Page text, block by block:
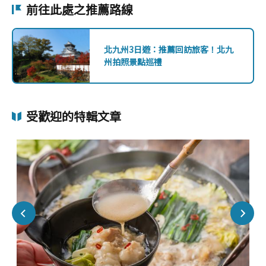
前往此處之推薦路線
北九州3日遊：推薦回訪旅客！北九
州拍照景點巡禮
受歡迎的特輯文章